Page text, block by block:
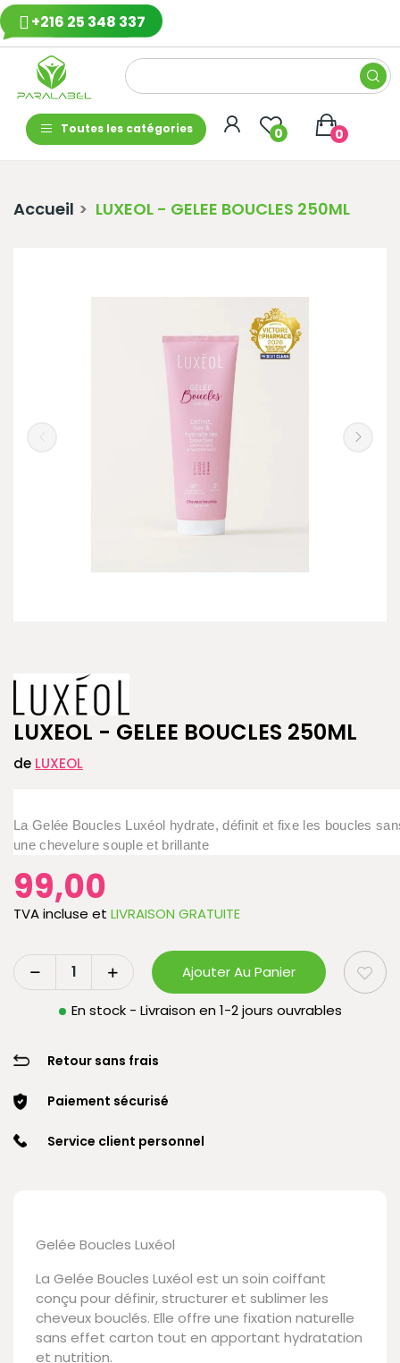
+216 25 348 337
Toutes les catégories 0 0
Accueil LUXEOL - GELEE BOUCLES 250ML
LUXEOL - GELEE BOUCLES 250ML
de LUXEOL
La Gelée Boucles Luxéol hydrate, définit et fixe les boucles
une chevelure souple et brillante
99,00
TVA incluse et LIVRAISON GRATUITE
Ajouter Au Panier
En stock - Livraison en 1-2 jours ouvrables
Retour sans frais
Paiement sécurisé
Service client personnel
Gelée Boucles Luxéol
La Gelée Boucles Luxéol est un soin coiffant
conçu pour définir, structurer et sublimer les
cheveux bouclés. Elle offre une fixation naturelle
sans effet carton tout en apportant hydratation
et nutrition.